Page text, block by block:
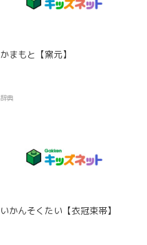
かまもと【窯元】
辞典
いかんそくたい【衣冠束帯】